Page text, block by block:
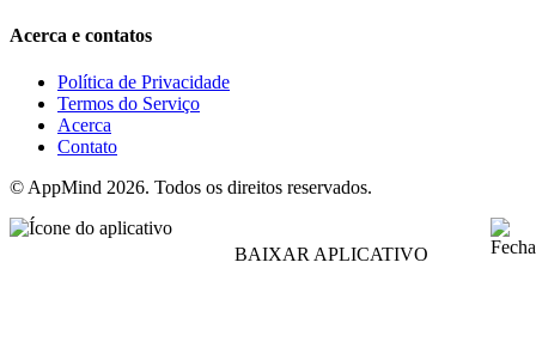
Acerca e contatos
Política de Privacidade
Termos do Serviço
Acerca
Contato
© AppMind 2026. Todos os direitos reservados.
BAIXAR APLICATIVO